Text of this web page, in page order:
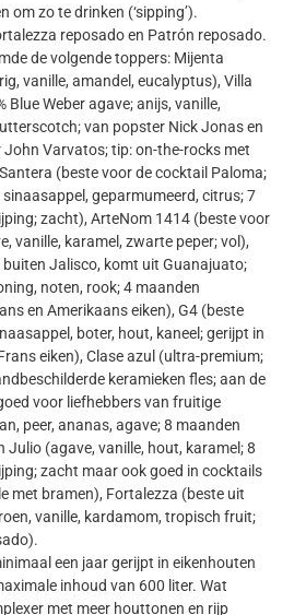
om zo te drinken (‘sipping’).
reposado en Patrón reposado.
de volgende toppers: Mijenta
vanille, amandel, eucalyptus), Villa
Blue Weber agave; anijs, vanille,
van popster Nick Jonas en
Varvatos; tip: on-the-rocks met
(beste voor de cocktail Paloma;
sinaasappel, geparmumeerd, citrus; 7
zacht), ArteNom 1414 (beste voor
vanille, karamel, zwarte peper; vol),
buiten Jalisco, komt uit Guanajuato;
noten, rook; 4 maanden
en Amerikaans eiken), G4 (beste
boter, hout, kaneel; gerijpt in
eiken), Clase azul (ultra-premium;
keramieken fles; aan de
voor liefhebbers van fruitige
peer, ananas, agave; 8 maanden
Julio (agave, vanille, hout, karamel; 8
zacht maar ook goed in cocktails
met bramen), Fortalezza (beste uit
vanille, kardamom, tropisch fruit;
een jaar gerijpt in eikenhouten
inhoud van 600 liter. Wat
met meer houttonen en rijp